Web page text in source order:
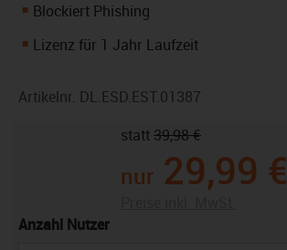
Blockiert Phishing
Lizenz für 1 Jahr Laufzeit
Artikelnr. DL.ESD.EST.01387
nur 29,99 €
statt39,98 €
Anzahl Nutzerauswählen